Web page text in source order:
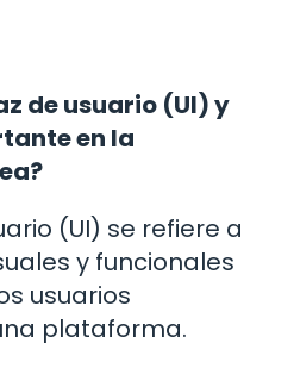
de usuario (UI) y
en la
(UI) se refiere a
y funcionales
usuarios
plataforma.